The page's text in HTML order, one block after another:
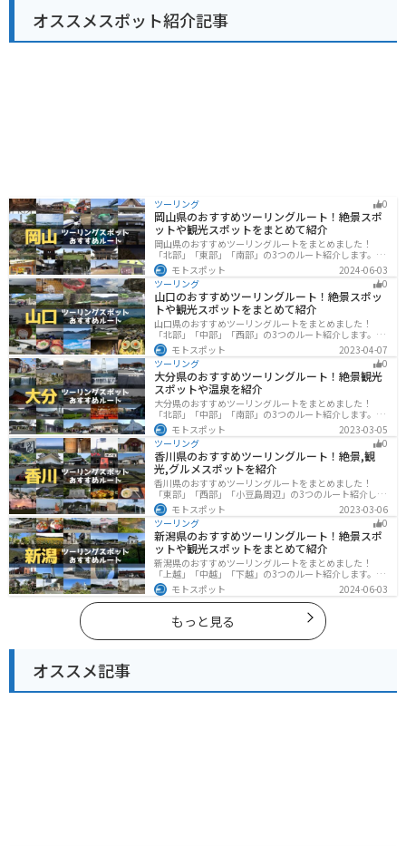
オススメスポット紹介記事
ツーリング 0
岡山県のおすすめツーリングルート！絶景スポ
ットや観光スポットをまとめて紹介
岡山県のおすすめツーリングルートをまとめました！
「北部」「東部」「南部」の3つのルート紹介します。岡
山市や倉敷市など、歴史ある街並みも魅力的で、バイク
ツーリングに最適なスポットが多数あります。バイクで
岡山県にツーリングに行く際は参考にしてください。
モトスポット
2024-06-03
ツーリング
0
山口のおすすめツーリングルート！絶景スポッ
トや観光スポットをまとめて紹介
山口県のおすすめツーリングルートをまとめました！
「北部」「中部」「西部」の3つのルート紹介します。美
しい海岸線や山々を楽しむことができます。バイクで山
口県にツーリングに行く際は参考にしてください。
モトスポット
2023-04-07
ツーリング
0
大分県のおすすめツーリングルート！絶景観光
スポットや温泉を紹介
大分県のおすすめツーリングルートをまとめました！
「北部」「中部」「南部」の3つのルート紹介します。阿
蘇の雄大な自然を満喫できるスポットや温泉を満喫する
ツーリングができます。バイクで大分県にツーリングに
行く際は参考にしてください。
モトスポット
2023-03-05
ツーリング
0
香川県のおすすめツーリングルート！絶景,観
光,グルメスポットを紹介
香川県のおすすめツーリングルートをまとめました！
「東部」「西部」「小豆島周辺」の3つのルート紹介しま
す。自然豊かな山から海、絶品グルメを満喫するツーリ
ングができます。バイクで香川県にツーリングに行く際
は参考にしてください。
モトスポット
2023-03-06
ツーリング
0
新潟県のおすすめツーリングルート！絶景スポ
ットや観光スポットをまとめて紹介
新潟県のおすすめツーリングルートをまとめました！
「上越」「中越」「下越」の3つのルート紹介します。自
然豊かな山と海、グルメも充実しており、自然を満喫す
るツーリングができます。バイクで新潟県にツーリング
に行く際は参考にしてください。
モトスポット 2024-06-03
もっと見る
オススメ記事